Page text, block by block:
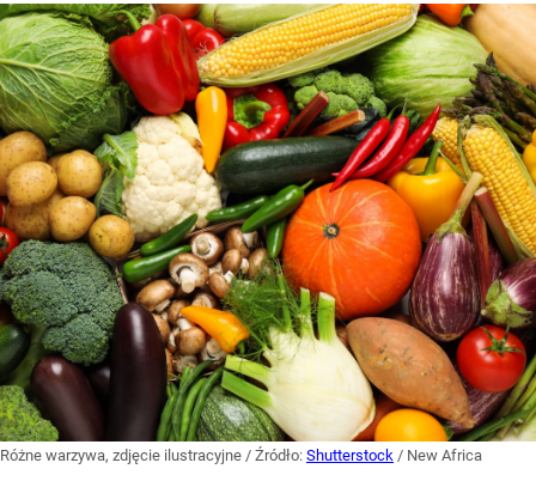
Różne warzywa, zdjęcie ilustracyjne / Źródło: Shutterstock / New Africa